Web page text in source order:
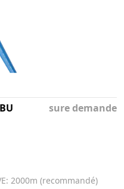
sure demande
2000m (recommandé)